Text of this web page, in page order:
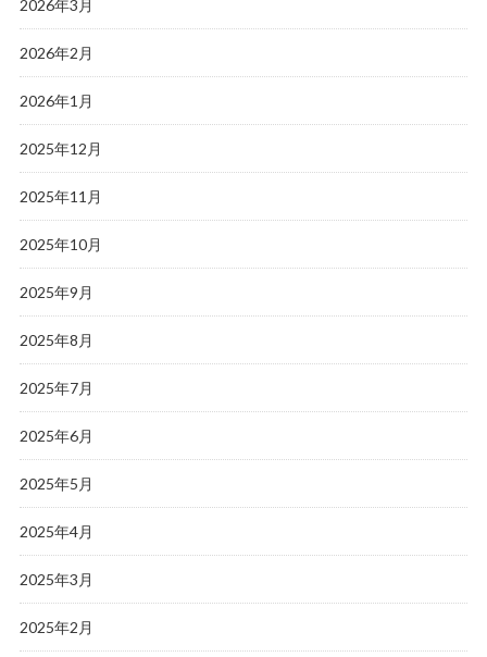
2026年3月
2026年2月
2026年1月
2025年12月
2025年11月
2025年10月
2025年9月
2025年8月
2025年7月
2025年6月
2025年5月
2025年4月
2025年3月
2025年2月